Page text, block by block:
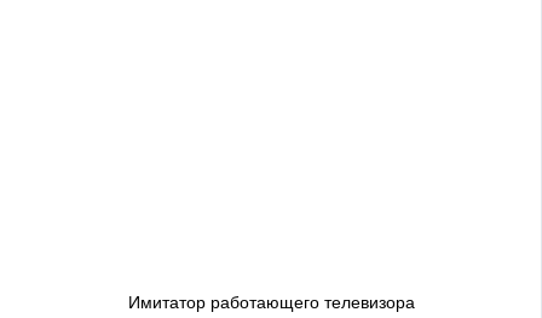
Имитатор работающего телевизора